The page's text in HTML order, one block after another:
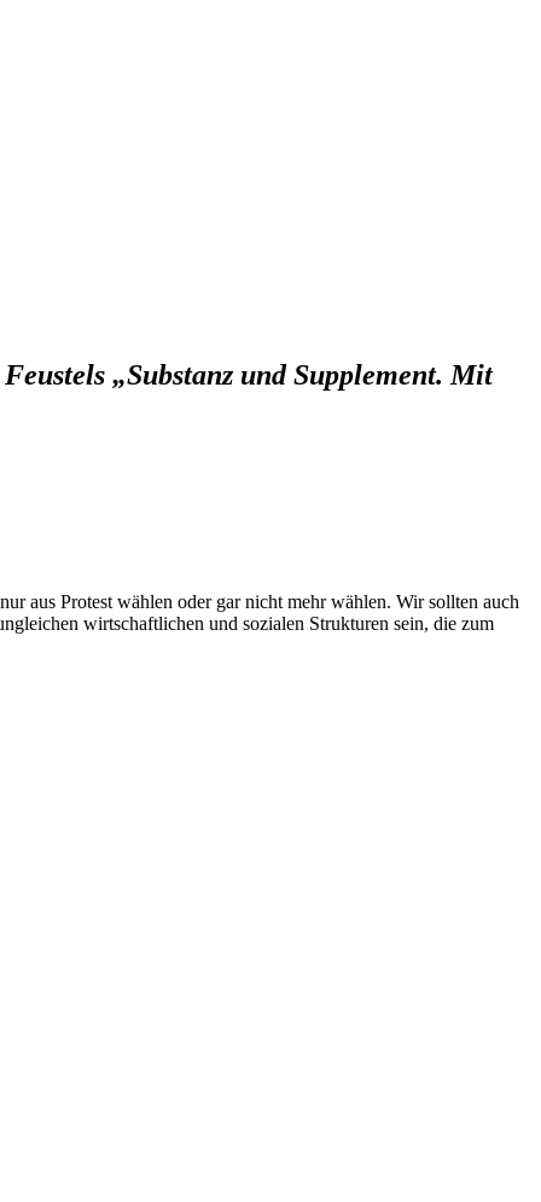
„Substanz und Supplement. Mit
aus Protest wählen oder gar nicht mehr wählen. Wir sollten auch
wirtschaftlichen und sozialen Strukturen sein, die zum